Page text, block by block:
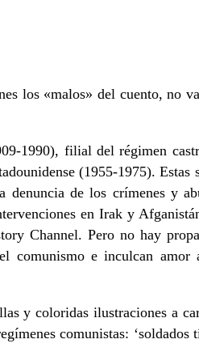
los «malos» del cuento, no
1990), filial del régimen
(1955-1975). Estas
de los crímenes y
en Irak y
Channel. Pero no hay
comunismo e inculcan
y coloridas ilustraciones a
comunistas: ‘soldados